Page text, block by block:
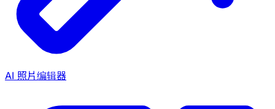
AI 照片编辑器